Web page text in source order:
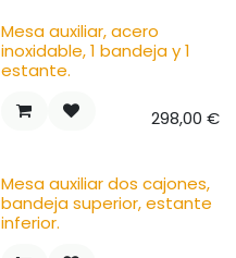
Mesa auxiliar, acero
inoxidable, 1 bandeja y 1
estante.
298,00 €
Mesa auxiliar dos cajones,
bandeja superior, estante
inferior.